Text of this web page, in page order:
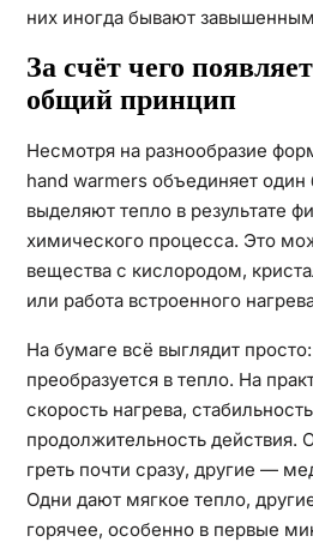
них иногда бывают
За счёт чего
общий принцип
Несмотря на разнообразие
hand warmers объединяет
выделяют тепло в результате
химического процесса. Это
вещества с кислородом,
или работа встроенного
На бумаге всё выглядит
преобразуется в тепло. На
скорость нагрева,
продолжительность действия.
греть почти сразу, другие —
Одни дают мягкое тепло,
горячее, особенно в первые